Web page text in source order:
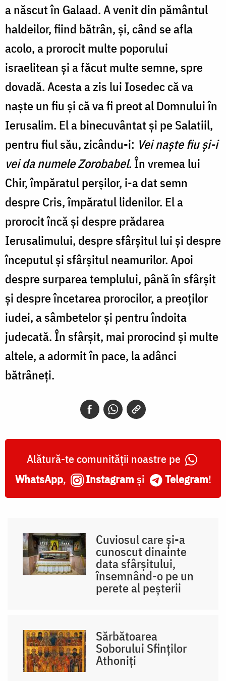
a născut în Galaad. A venit din pământul
haldeilor, fiind bătrân, și, când se afla
acolo, a prorocit multe poporului
israelitean și a făcut multe semne, spre
dovadă. Acesta a zis lui Iosedec că va
naște un fiu și că va fi preot al Domnului în
Ierusalim. El a binecuvântat și pe Salatiil,
pentru fiul său, zicându-i: Vei naște fiu și-i
vei da numele Zorobabel. În vremea lui
Chir, împăratul perșilor, i-a dat semn
despre Cris, împăratul lidenilor. El a
prorocit încă și despre prădarea
Ierusalimului, despre sfârșitul lui și despre
începutul și sfârșitul neamurilor. Apoi
despre surparea templului, până în sfârșit
și despre încetarea prorocilor, a preoților
iudei, a sâmbetelor și pentru îndoita
judecată. În sfârșit, mai prorocind și multe
altele, a adormit în pace, la adânci
bătrâneți.
Alătură-te comunității noastre pe
WhatsApp, Instagram și Telegram!
Cuviosul care și-a
cunoscut dinainte
data sfârșitului,
însemnând-o pe un
perete al peșterii
Sărbătoarea
Soborului Sfinților
Athoniți